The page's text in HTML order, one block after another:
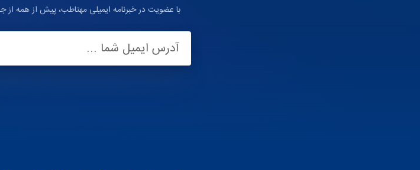
با عضویت در خبرنامه ایمیلی مهتاطب، پیش از همه
آدرس ایمیل شما ...